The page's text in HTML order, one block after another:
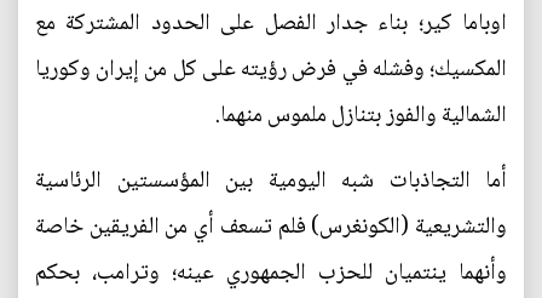
اوباما كير؛ بناء جدار الفصل على الحدود المشتركة مع
المكسيك؛ وفشله في فرض رؤيته على كل من إيران وكوريا
الشمالية والفوز بتنازل ملموس منهما.
أما التجاذبات شبه اليومية بين المؤسستين الرئاسية
والتشريعية (الكونغرس) فلم تسعف أي من الفريقين خاصة
وأنهما ينتميان للحزب الجمهوري عينه؛ وترامب، بحكم